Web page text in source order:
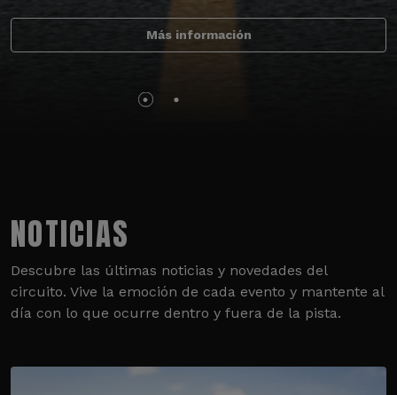
Más información
NOTICIAS
Descubre las últimas noticias y novedades del
circuito. Vive la emoción de cada evento y mantente al
día con lo que ocurre dentro y fuera de la pista.